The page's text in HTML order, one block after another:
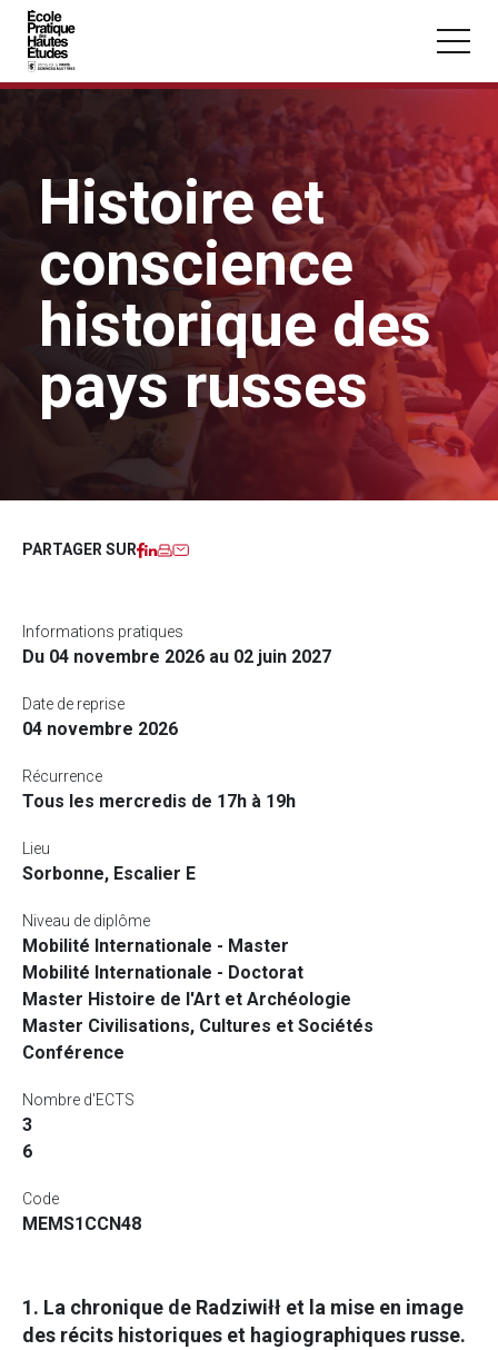
Vous recherchez peut-être :
Conférence Master Section
Histoire et
conscience
historique des
pays russes
PARTAGER SUR Facebook
LinkedIn
Imprimer
Informations pratiques
Du 04 novembre 2026 au 02 juin 2027
Date de reprise
04 novembre 2026
Récurrence
Tous les mercredis de 17h à 19h
Lieu
Sorbonne, Escalier E
Niveau de diplôme
Mobilité Internationale - Master
Mobilité Internationale - Doctorat
Master Histoire de l'Art et Archéologie
Master Civilisations, Cultures et Sociétés
Conférence
Nombre d'ECTS
3
6
Code
MEMS1CCN48
1. La chronique de Radziwiłł et la mise en image
des récits historiques et hagiographiques russe.
Panneau de gestion des cookies